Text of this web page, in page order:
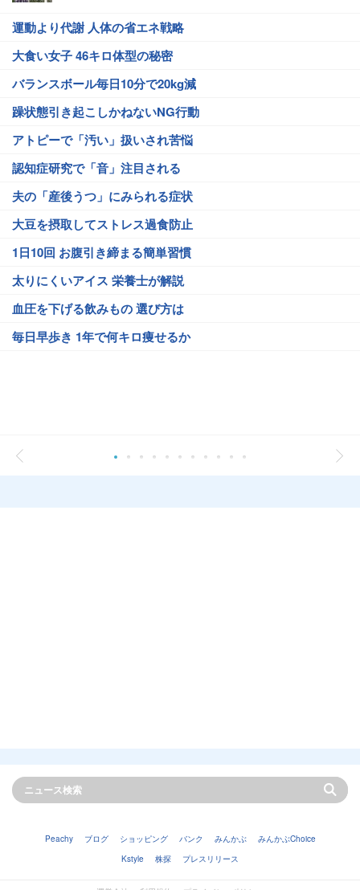
運動より代謝 人体の省エネ戦略
大食い女子 46キロ体型の秘密
バランスボール毎日10分で20kg減
躁状態引き起こしかねないNG行動
アトピーで「汚い」扱いされ苦悩
認知症研究で「音」注目される
夫の「産後うつ」にみられる症状
大豆を摂取してストレス過食防止
1日10回 お腹引き締まる簡単習慣
太りにくいアイス 栄養士が解説
血圧を下げる飲みもの 選び方は
毎日早歩き 1年で何キロ痩せるか
Peachy ブログ ショッピング バンク みんかぶ
みんかぶChoice
Kstyle
株探 プレスリリース